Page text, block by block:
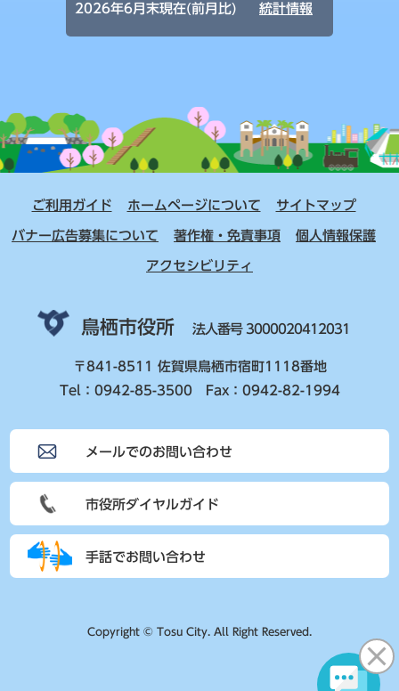
2026年6月末現在(前月比) 統計情報
ご利用ガイド ホームページについて サイトマップ
バナー広告募集について 著作権・免責事項 個人情報保護
アクセシビリティ
鳥栖市役所 法人番号 3000020412031
〒841-8511 佐賀県鳥栖市宿町1118番地
Tel：0942-85-3500 Fax：0942-82-1994
メールでのお問い合わせ
市役所ダイヤルガイド
手話でお問い合わせ
Copyright © Tosu City. All Right Reserved.